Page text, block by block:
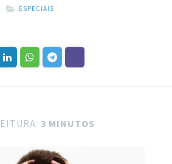
ESPECIAIS
3 MINUTOS